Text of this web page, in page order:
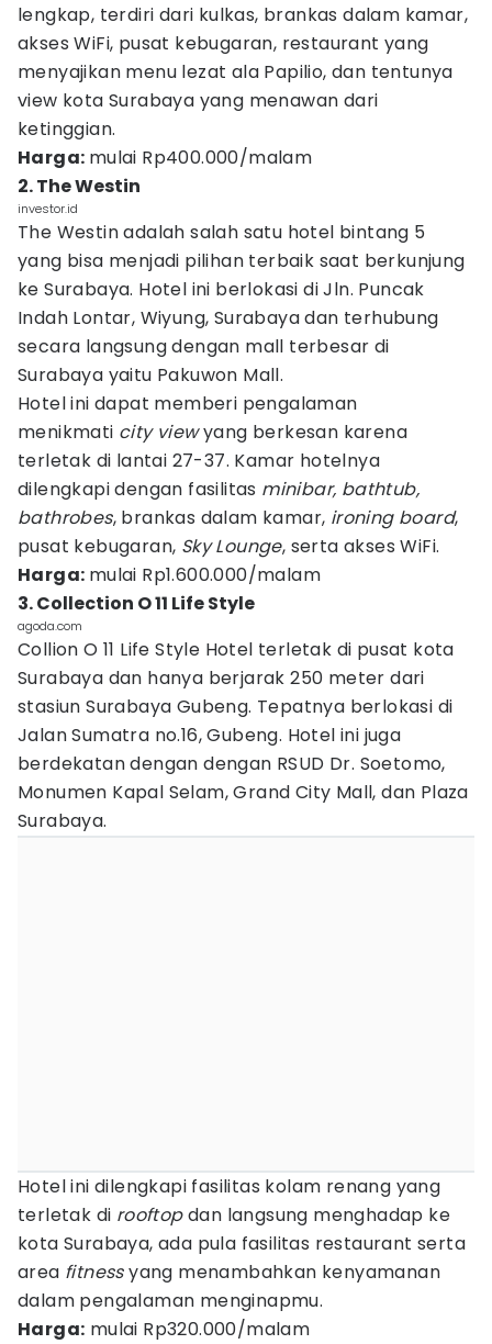
lengkap, terdiri dari kulkas, brankas dalam kamar,
akses WiFi, pusat kebugaran, restaurant yang
menyajikan menu lezat ala Papilio, dan tentunya
view kota Surabaya yang menawan dari
ketinggian.
Harga: mulai Rp400.000/malam
2. The Westin
investor.id
The Westin adalah salah satu hotel bintang 5
yang bisa menjadi pilihan terbaik saat berkunjung
ke Surabaya. Hotel ini berlokasi di Jln. Puncak
Indah Lontar, Wiyung, Surabaya dan terhubung
secara langsung dengan mall terbesar di
Surabaya yaitu Pakuwon Mall.
Hotel ini dapat memberi pengalaman
menikmati city viewyang berkesan karena
terletak di lantai 27-37. Kamar hotelnya
dilengkapi dengan fasilitas minibar, bathtub,
bathrobes, brankas dalam kamar, ironing board,
pusat kebugaran, Sky Lounge, serta akses WiFi.
Harga: mulai Rp1.600.000/malam
3. Collection O 11 Life Style
agoda.com
Collion O 11 Life Style Hotel terletak di pusat kota
Surabaya dan hanya berjarak 250 meter dari
stasiun Surabaya Gubeng. Tepatnya berlokasi di
Jalan Sumatra no.16, Gubeng. Hotel ini juga
berdekatan dengan dengan RSUD Dr. Soetomo,
Monumen Kapal Selam, Grand City Mall, dan Plaza
Surabaya.
Hotel ini dilengkapi fasilitas kolam renang yang
terletak di rooftopdan langsung menghadap ke
kota Surabaya, ada pula fasilitas restaurant serta
area fitnessyang menambahkan kenyamanan
dalam pengalaman menginapmu.
Harga: mulai Rp320.000/malam